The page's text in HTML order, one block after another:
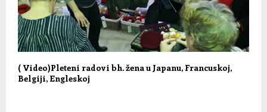
( Video)Pleteni radovi bh. žena u Japanu, Francuskoj,
Belgiji, Engleskoj